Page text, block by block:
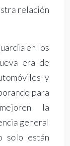
relación
en los
era de
y
para
la
general
solo están